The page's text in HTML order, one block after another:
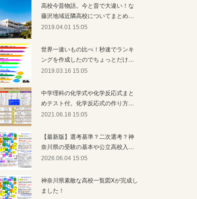
高校今昔物語。今と昔で大違い！な
藤沢地域近隣高校についてまとめ…
2019.04.01 15:05
世界一速いもの比べ！秒速でランキ
ングを作成したのでちょっとだけ…
2019.03.16 15:05
中学理科の化学式や化学反応式まと
めテスト付。化学反応式の作り方…
2021.06.18 15:05
【最新版】選考基準？二次選考？神
奈川県の受験の基本や公立高校入…
2026.06.04 15:05
神奈川県素敵な高校一覧図Xが完成し
ました！